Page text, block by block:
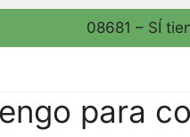
08681 – SÍ
para